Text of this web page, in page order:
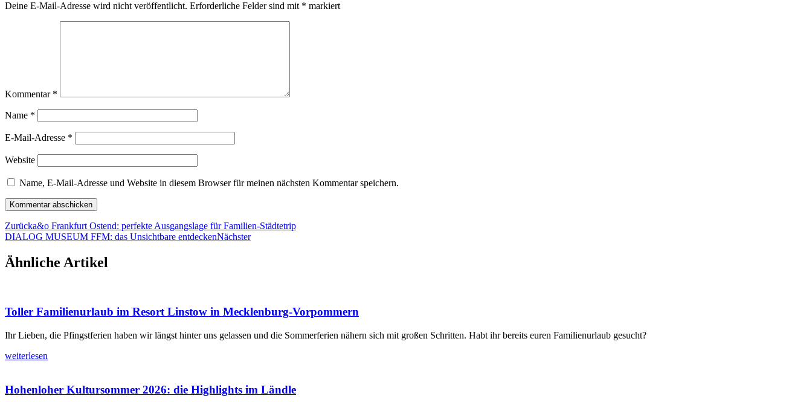
Deine E-Mail-Adresse wird nicht veröffentlicht. Erforderliche Felder sind mit * markiert
Kommentar *
Name *
E-Mail-Adresse *
Website
Name, E-Mail-Adresse und Website in diesem Browser für meinen nächsten Kommentar speichern.
Zurücka&o Frankfurt Ostend: perfekte Ausgangslage für Familien-Städtetrip
DIALOG MUSEUM FFM: das Unsichtbare entdeckenNächster
Ähnliche Artikel
Toller Familienurlaub im Resort Linstow in Mecklenburg-Vorpommern
Ihr Lieben, die Pfingstferien haben wir längst hinter uns gelassen und die Sommerferien nähern sich mit großen Schritten. Habt ihr bereits euren Familienurlaub gesucht?
weiterlesen
Hohenloher Kultursommer 2026: die Highlights im Ländle